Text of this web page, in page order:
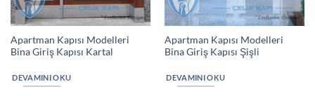
Apartman Kapısı Modelleri
Bina Giriş Kapısı Kartal
DEVAMINI OKU
Apartman Kapısı Modelleri
Bina Giriş Kapısı Şişli
DEVAMINI OKU